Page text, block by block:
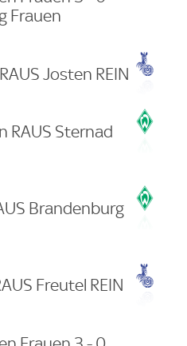
Frauen
Josten REIN
RAUS Sternad
Brandenburg
Freutel REIN